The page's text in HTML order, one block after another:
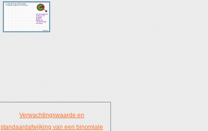
Verwachtingswaarde en
standaardafwijking van een binomiale